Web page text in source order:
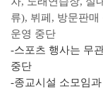
류), 뷔페, 방문판
운영 중단
-스포츠 행사는 무
중단
-종교시설 소모임